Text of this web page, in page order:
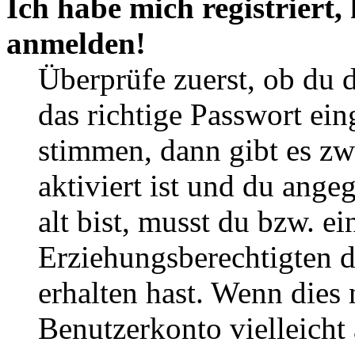
Ich habe mich
anmelden!
Überprüfe zuerst, ob du
das richtige Passwort
stimmen, dann gibt es
aktiviert ist und du
alt bist, musst du bzw.
Erziehungsberechtigten
erhalten hast. Wenn
Benutzerkonto